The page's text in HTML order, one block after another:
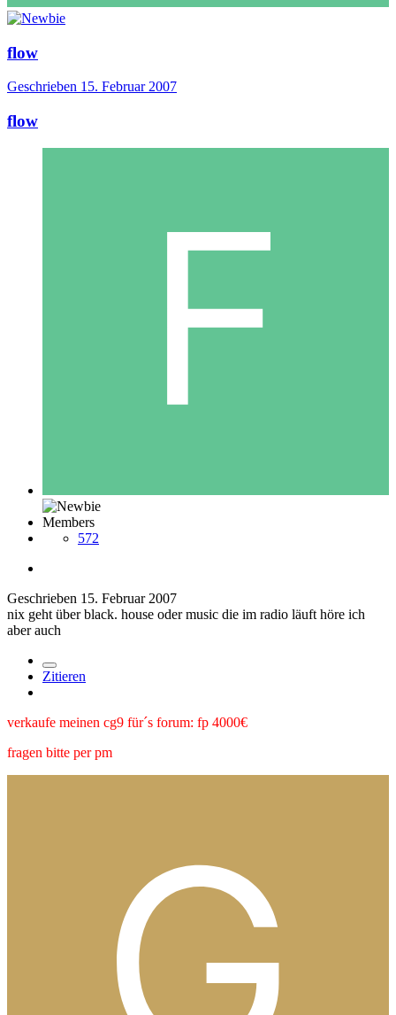
flow
Geschrieben 15. Februar 2007
flow
Members
572
Geschrieben 15. Februar 2007
nix geht über black. house oder music die im radio läuft höre ich
aber auch
Zitieren
verkaufe meinen cg9 für´s forum: fp 4000€
fragen bitte per pm